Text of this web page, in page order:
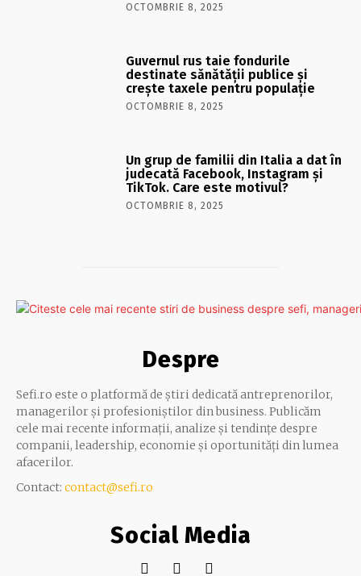
OCTOMBRIE 8, 2025
Guvernul rus taie fondurile
destinate sănătății publice și
crește taxele pentru populație
OCTOMBRIE 8, 2025
Un grup de familii din Italia a dat în
judecată Facebook, Instagram și
TikTok. Care este motivul?
OCTOMBRIE 8, 2025
Despre
Sefi.ro este o platformă de știri dedicată antreprenorilor,
managerilor și profesioniștilor din business. Publicăm
cele mai recente informații, analize și tendințe despre
companii, leadership, economie și oportunități din lumea
afacerilor.
Contact: contact@sefi.ro
Social Media